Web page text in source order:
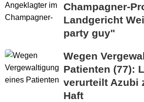
Champagner-
Landgericht
party guy"
Wegen
Patienten (77):
verurteilt Azubi
Haft